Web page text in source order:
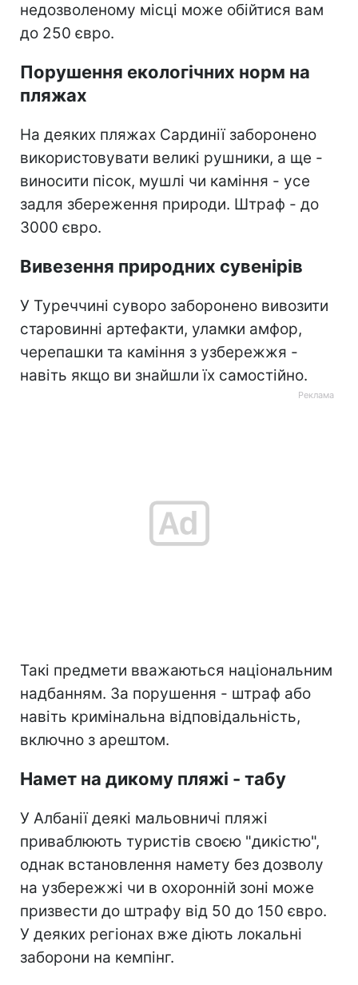
недозволеному місці може обійтися вам
до 250 євро.
Порушення екологічних норм на
пляжах
На деяких пляжах Сардинії заборонено
використовувати великі рушники, а ще -
виносити пісок, мушлі чи каміння - усе
задля збереження природи. Штраф - до
3000 євро.
Вивезення природних сувенірів
У Туреччині суворо заборонено вивозити
старовинні артефакти, уламки амфор,
черепашки та каміння з узбережжя -
навіть якщо ви знайшли їх самостійно.
Такі предмети вважаються національним
надбанням. За порушення - штраф або
навіть кримінальна відповідальність,
включно з арештом.
Намет на дикому пляжі - табу
У Албанії деякі мальовничі пляжі
приваблюють туристів своєю "дикістю",
однак встановлення намету без дозволу
на узбережжі чи в охоронній зоні може
призвести до штрафу від 50 до 150 євро.
У деяких регіонах вже діють локальні
заборони на кемпінг.